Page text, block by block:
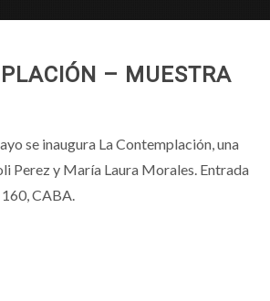
– MUESTRA
se inaugura La Contemplación, una
Perez y María Laura Morales. Entrada
CABA.